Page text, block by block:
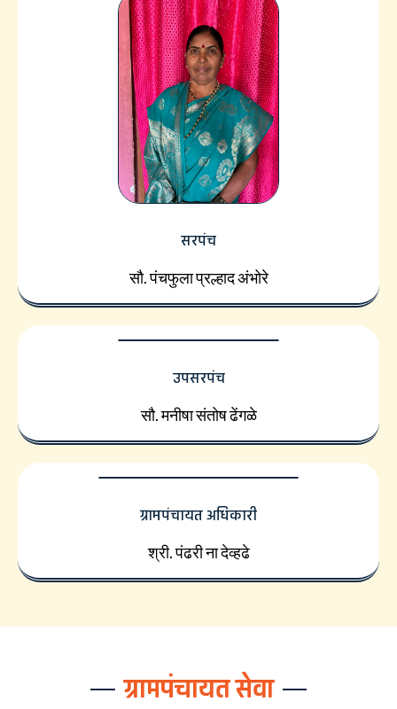
सरपंच
सौ. पंचफुला प्रल्हाद अंभोरे
उपसरपंच
सौ. मनीषा संतोष ढेंगळे
ग्रामपंचायत अधिकारी
श्री. पंढरी ना देव्हढे
ग्रामपंचायत सेवा